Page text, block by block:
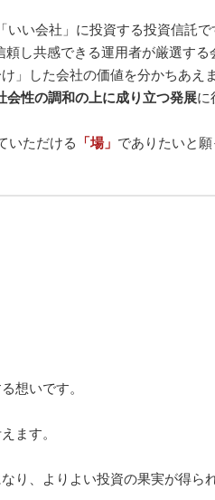
い会社」に投資する投資信託で
し共感できる運用者が厳選す
」した会社の価値を分かちあえま
会性の調和の上に成り立つ発展に
いただける 「場」 でありたいと願
想いです。
ます。
り、よりよい投資の果実が得ら